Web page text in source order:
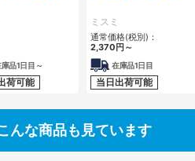
品1日目～
荷可能
ミスミ
通常価格(税別)：
2,370円～
在庫品1日目
当日出荷可能
んな商品も見ています